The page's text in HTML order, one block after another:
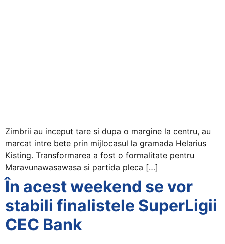
Zimbrii au inceput tare si dupa o margine la centru, au
marcat intre bete prin mijlocasul la gramada Helarius
Kisting. Transformarea a fost o formalitate pentru
Maravunawasawasa si partida pleca […]
În acest weekend se vor
stabili finalistele SuperLigii
CEC Bank